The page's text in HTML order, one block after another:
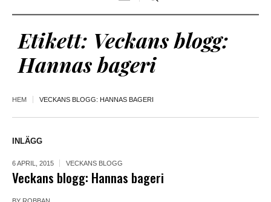
Etikett: Veckans blogg:
Hannas bageri
HEM VECKANS BLOGG: HANNAS BAGERI
INLÄGG
6 APRIL, 2015 VECKANS BLOGG
Veckans blogg: Hannas bageri